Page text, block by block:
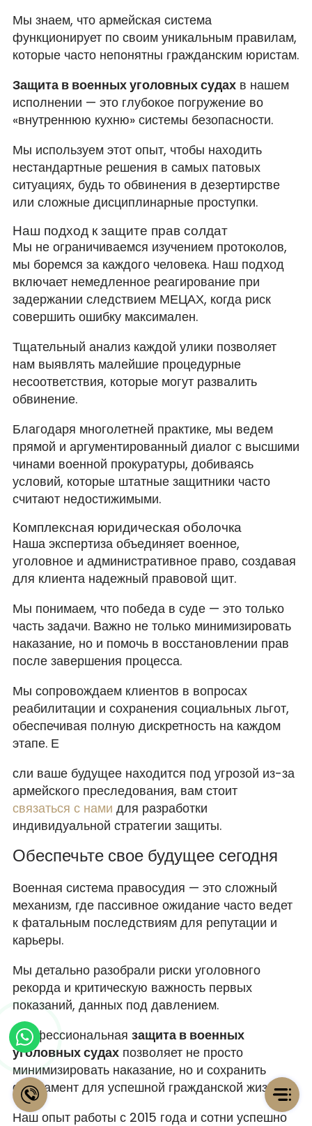
Мы знаем, что армейская система
функционирует по своим уникальным правилам,
которые часто непонятны гражданским юристам.
Защита в военных уголовных судахв нашем
исполнении — это глубокое погружение во
«внутреннюю кухню» системы безопасности.
Мы используем этот опыт, чтобы находить
нестандартные решения в самых патовых
ситуациях, будь то обвинения в дезертирстве
или сложные дисциплинарные проступки.
Наш подход к защите прав солдат
Мы не ограничиваемся изучением протоколов,
мы боремся за каждого человека. Наш подход
включает немедленное реагирование при
задержании следствием МЕЦАХ, когда риск
совершить ошибку максимален.
Тщательный анализ каждой улики позволяет
нам выявлять малейшие процедурные
несоответствия, которые могут развалить
обвинение.
Благодаря многолетней практике, мы ведем
прямой и аргументированный диалог с высшими
чинами военной прокуратуры, добиваясь
условий, которые штатные защитники часто
считают недостижимыми.
Комплексная юридическая оболочка
Наша экспертиза объединяет военное,
уголовное и административное право, создавая
для клиента надежный правовой щит.
Мы понимаем, что победа в суде — это только
часть задачи. Важно не только минимизировать
наказание, но и помочь в восстановлении прав
после завершения процесса.
Мы сопровождаем клиентов в вопросах
реабилитации и сохранения социальных льгот,
обеспечивая полную дискретность на каждом
этапе. Е
сли ваше будущее находится под угрозой из-за
армейского преследования, вам стоит
связаться с нами для разработки
индивидуальной стратегии защиты.
Обеспечьте свое будущее сегодня
Военная система правосудия — это сложный
механизм, где пассивное ожидание часто ведет
к фатальным последствиям для репутации и
карьеры.
Мы детально разобрали риски уголовного
рекорда и критическую важность первых
показаний, данных под давлением.
Профессиональная защита в военных
уголовных судахпозволяет не просто
минимизировать наказание, но и сохранить
фундамент для успешной гражданской жизни.
Наш опыт работы с 2015 года и сотни успешно